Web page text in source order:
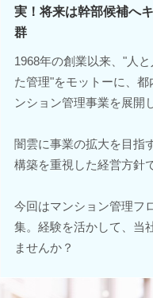
実！将来は幹部候補へ
群
1968年の創業以来、"人
た管理"をモットーに、
ンション管理事業を展開
闇雲に事業の拡大を目指
構築を重視した経営方針
今回はマンション管理フ
集。経験を活かして、当
ませんか？